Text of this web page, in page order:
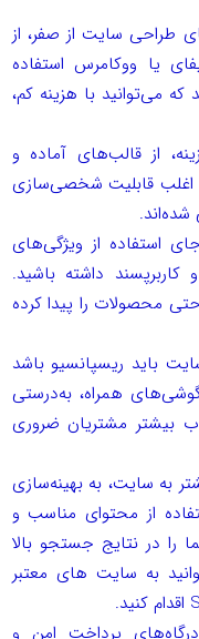
طراحی سایت از صفر، از
یا ووکامرس استفاده
که می‌توانید با هزینه کم،
از قالب‌های آماده و
اغلب قابلیت شخصی‌سازی
شده‌اند.
استفاده از ویژگی‌های
داشته باشید.
محصولات را پیدا کرده
باید ریسپانسیو باشد
همراه، به‌درستی
بیشتر مشتریان ضروری
به سایت، به بهینه‌سازی
از محتوای مناسب و
را در نتایج جستجو بالا
به سایت های معتبر
اقدام کنید.